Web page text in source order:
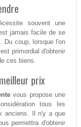
souvent une
jamais facile de se
Du coup, lorsque l'on
primordial d'obtenir
ces biens.
prix
vous propose une
tous les
anciens. Il n'y a que
permettra d'obtenir